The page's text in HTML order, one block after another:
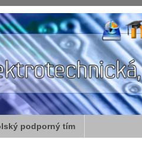
podporný tím